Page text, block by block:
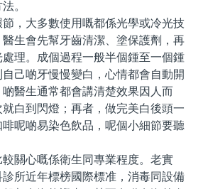
。
大多數使用嘅都係光學或冷光技
生會先幫牙齒清潔、塗保護劑，再
理。成個過程一般半個鍾至一個鍾
己啲牙慢慢變白，心情都會自動開
醫生通常都會講清楚效果因人而
白到閃燈；再者，做完美白後頭一
呢啲易染色飲品，呢個小細節要聽
心嘅係衛生同專業程度。老實
所近年標榜國際標准，消毒同設備